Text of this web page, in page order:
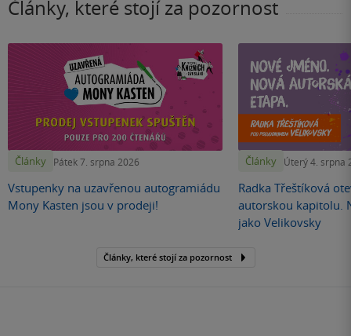
Články, které stojí za pozornost
Články Pátek 7. srpna 2026
Vstupenky na uzavřenou autogramiádu
Mony Kasten jsou v prodeji!
Články Úterý 4. srpna
Radka Třeštíková
autorskou kapitolu.
jako Velikovsky
Články, které stojí za pozornost